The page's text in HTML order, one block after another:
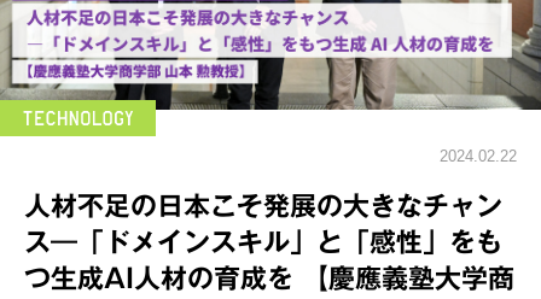
2024.02.22
人材不足の日本こそ発展の大きなチャン
ス―「ドメインスキル」と「感性」をも
つ生成AI人材の育成を 【慶應義塾大学商